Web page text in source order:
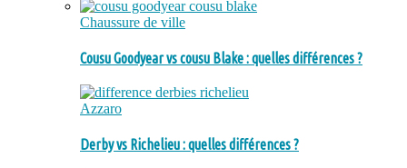
Chaussure de ville
Cousu Goodyear vs cousu Blake : quelles différences ?
Azzaro
Derby vs Richelieu : quelles différences ?